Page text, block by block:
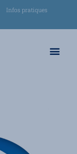
Infos pratiques